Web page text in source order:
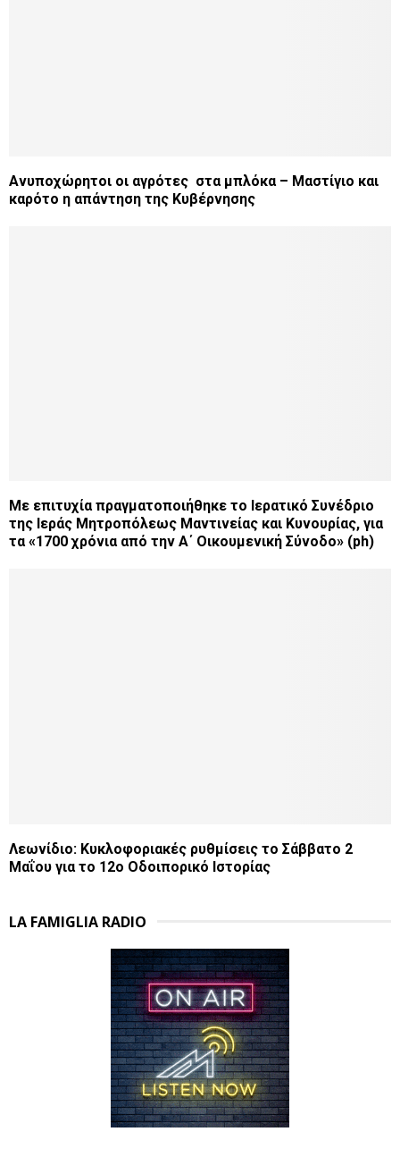
Ανυποχώρητοι οι αγρότες στα μπλόκα – Μαστίγιο και
καρότο η απάντηση της Κυβέρνησης
Με επιτυχία πραγματοποιήθηκε το Ιερατικό Συνέδριο
της Ιεράς Mητροπόλεως Μαντινείας και Κυνουρίας, για
τα «1700 χρόνια από την Α΄ Οικουμενική Σύνοδο» (ph)
Λεωνίδιο: Κυκλοφοριακές ρυθμίσεις το Σάββατο 2
Μαΐου για το 12ο Οδοιπορικό Ιστορίας
LA FAMIGLIA RADIO